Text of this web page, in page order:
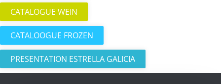
CATALOGUE WEIN
CATALOOGUE FROZEN
PRESENTATION ESTRELLA GALICIA